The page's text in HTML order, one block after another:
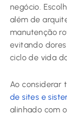
negócio.
além de
manutenção
evitando
ciclo de vida
Ao considerar
de sites e
alinhado com